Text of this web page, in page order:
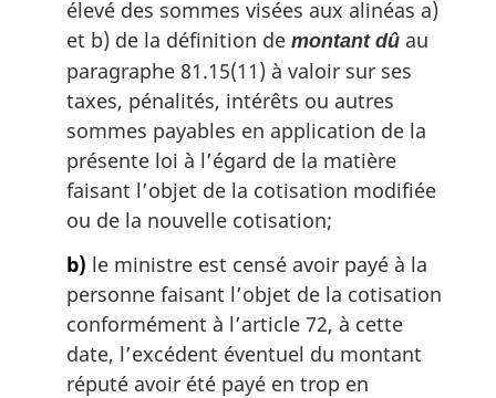
élevé des sommes visées aux alinéas a)
et b) de la définition de montant dû au
paragraphe 81.15(11) à valoir sur ses
taxes, pénalités, intérêts ou autres
sommes payables en application de la
présente loi à l’égard de la matière
faisant l’objet de la cotisation modifiée
ou de la nouvelle cotisation;
b) le ministre est censé avoir payé à la
personne faisant l’objet de la cotisation
conformément à l’article 72, à cette
date, l’excédent éventuel du montant
réputé avoir été payé en trop en